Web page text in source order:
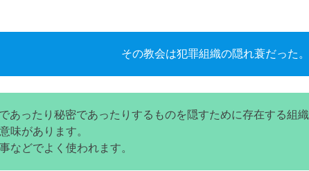
その教会は犯罪組織の隠れ蓑だった。
あったり秘密であったりするものを隠すために存在する組織
味があります。
などでよく使われます。